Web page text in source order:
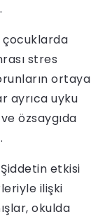
çocuklarda
stres
ortaya
ayrıca uyku
özsaygıda
Şiddetin etkisi
ilişki
okulda